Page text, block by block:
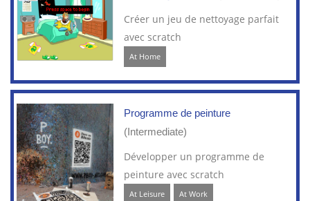
Créer un jeu de nettoyage parfait
avec scratch
At Home
Programme de peinture
(Intermediate)
Développer un programme de
peinture avec scratch
At Leisure At Work